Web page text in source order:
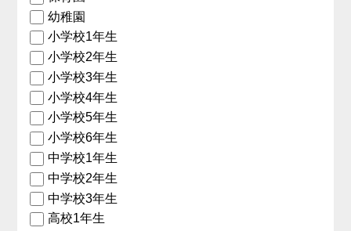
幼稚園
小学校1年生
小学校2年生
小学校3年生
小学校4年生
小学校5年生
小学校6年生
中学校1年生
中学校2年生
中学校3年生
高校1年生